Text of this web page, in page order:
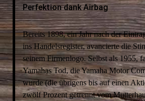
Perfektion dank Airbag
Bereits 1898, ein Jahr nach der
ins Handelsregister, avancierte die
seinem Firmenlogo. Selbst als 1955,
Yamahas Tod, die Yamaha Motor
wurde (die übrigens bis auf einen
zwölf Prozent getrennt vom